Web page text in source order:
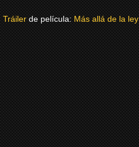
Tráiler de película:Más allá de la ley